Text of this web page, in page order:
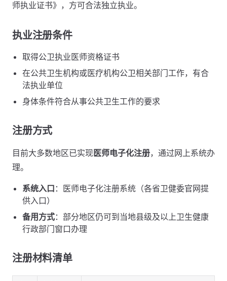
师执业证书》，方可合法独立执业。
执业注册条件
取得公卫执业医师资格证书
在公共卫生机构或医疗机构公卫相关部门工作，有合
法执业单位
身体条件符合从事公共卫生工作的要求
注册方式
目前大多数地区已实现医师电子化注册，通过网上系统办
理。
系统入口 ：医师电子化注册系统（各省卫健委官网提
供入口）
备用方式：部分地区仍可到当地县级及以上卫生健康
行政部门窗口办理
注册材料清单